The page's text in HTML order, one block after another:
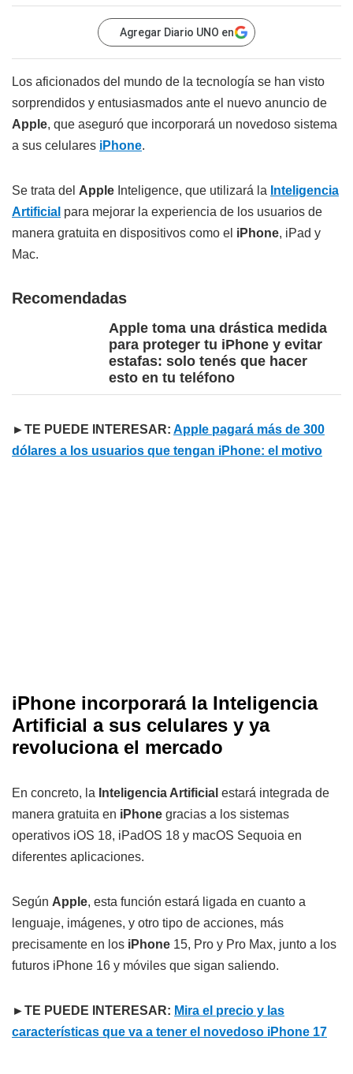
Agregar Diario UNO en
Los aficionados del mundo de la tecnología se han visto
sorprendidos y entusiasmados ante el nuevo anuncio de
Apple, que aseguró que incorporará un novedoso sistema
a sus celulares iPhone.
Se trata del Apple Inteligence, que utilizará la Inteligencia
Artificial para mejorar la experiencia de los usuarios de
manera gratuita en dispositivos como el iPhone, iPad y
Mac.
Recomendadas
Apple toma una drástica medida
para proteger tu iPhone y evitar
estafas: solo tenés que hacer
esto en tu teléfono
►TE PUEDE INTERESAR: Apple pagará más de 300
dólares a los usuarios que tengan iPhone: el motivo
iPhone incorporará la Inteligencia
Artificial a sus celulares y ya
revoluciona el mercado
En concreto, la Inteligencia Artificial estará integrada de
manera gratuita en iPhone gracias a los sistemas
operativos iOS 18, iPadOS 18 y macOS Sequoia en
diferentes aplicaciones.
Según Apple, esta función estará ligada en cuanto a
lenguaje, imágenes, y otro tipo de acciones, más
precisamente en los iPhone 15, Pro y Pro Max, junto a los
futuros iPhone 16 y móviles que sigan saliendo.
►TE PUEDE INTERESAR: Mira el precio y las
características que va a tener el novedoso iPhone 17